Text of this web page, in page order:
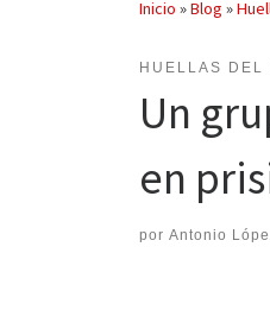
Inicio »Blog »
HUELLAS DEL
Un
en
por Antonio